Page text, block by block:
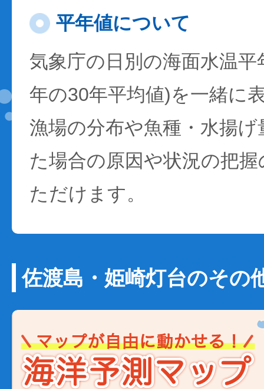
平年値について
気象庁の日別の海面水温
年の30年平均値)を一緒に
漁場の分布や魚種・水揚
た場合の原因や状況の把
ただけます。
佐渡島・姫崎灯台のその